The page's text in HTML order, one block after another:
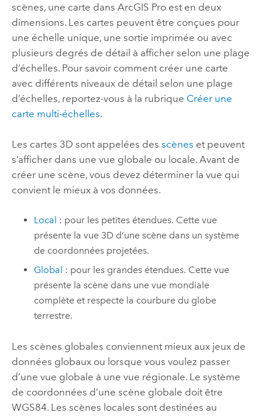
scènes, une carte dans ArcGIS Proest en deux
dimensions. Les cartes peuvent être conçues pour
une échelle unique, une sortie imprimée ou avec
plusieurs degrés de détail à afficher selon une plage
d’échelles. Pour savoir comment créer une carte
avec différents niveaux de détail selon une plage
d’échelles, reportez-vous à la rubrique Créer une
carte multi-échelles.
Les cartes 3D sont appelées des scènes et peuvent
s’afficher dans une vue globale ou locale. Avant de
créer une scène, vous devez déterminer la vue qui
convient le mieux à vos données.
Local : pour les petites étendues. Cette vue
présente la vue 3D d’une scène dans un système
de coordonnées projetées.
Global : pour les grandes étendues. Cette vue
présente la scène dans une vue mondiale
complète et respecte la courbure du globe
terrestre.
Les scènes globales conviennent mieux aux jeux de
données globaux ou lorsque vous voulez passer
d’une vue globale à une vue régionale. Le système
de coordonnées d’une scène globale doit être
WGS84. Les scènes locales sont destinées au